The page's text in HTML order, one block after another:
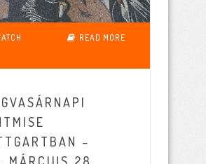
READ MORE
–